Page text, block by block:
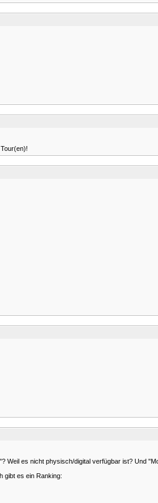
es nicht physisch/digital verfügbar ist? Und
gibt es ein Ranking: